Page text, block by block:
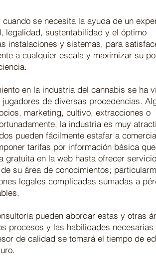
se necesita la ayuda de un
legalidad, sustentabilidad y el óptimo
instalaciones y sistemas, para
a cualquier escala y maximizar su
en la industria del cannabis se ha
jugadores de diversas procedencias.
marketing, cultivo, extracciones o
la industria es muy
pueden fácilmente estafar a
tarifas por información básica
gratuita en la web hasta ofrecer
su área de conocimientos;
legales complicadas sumadas a
pueden abordar estas y otras
procesos y las habilidades necesarias
de calidad se tomará el tiempo de